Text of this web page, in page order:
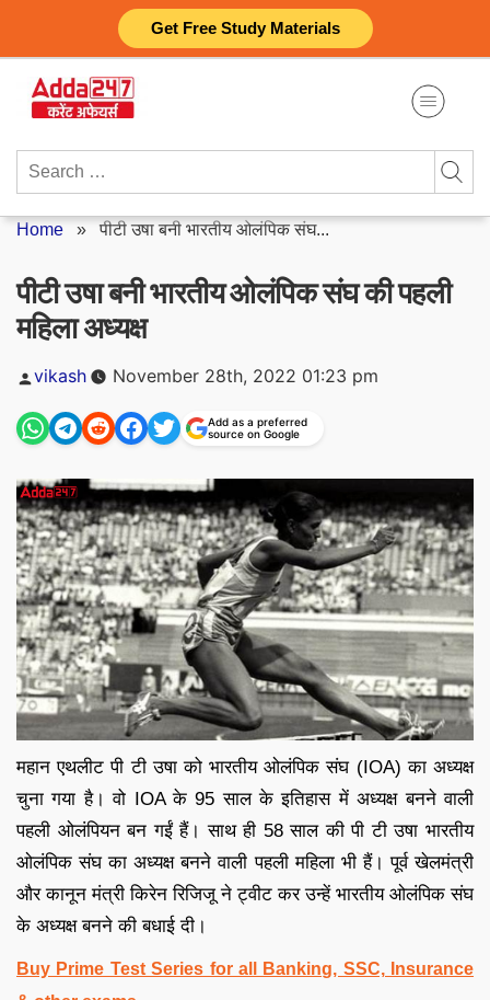
Get Free Study Materials
content
Search
Home »पीटी उषा बनी भारतीय ओलंपिक संघ...
पीटी उषा बनी भारतीय ओलंपिक संघ की पहली
महिला अध्यक्ष
Posted
vikash November 28th, 2022 01:23 pm
Add as a preferred
source on Google
महान एथलीट पी टी उषा को भारतीय ओलंपिक संघ (IOA) का अध्यक्ष
चुना गया है। वो IOA के 95 साल के इतिहास में अध्यक्ष बनने वाली
पहली ओलंपियन बन गईं हैं। साथ ही 58 साल की पी टी उषा भारतीय
ओलंपिक संघ का अध्यक्ष बनने वाली पहली महिला भी हैं। पूर्व खेलमंत्री
और कानून मंत्री किरेन रिजिजू ने ट्वीट कर उन्हें भारतीय ओलंपिक संघ
के अध्यक्ष बनने की बधाई दी।
Buy Prime Test Series for all Banking, SSC, Insurance